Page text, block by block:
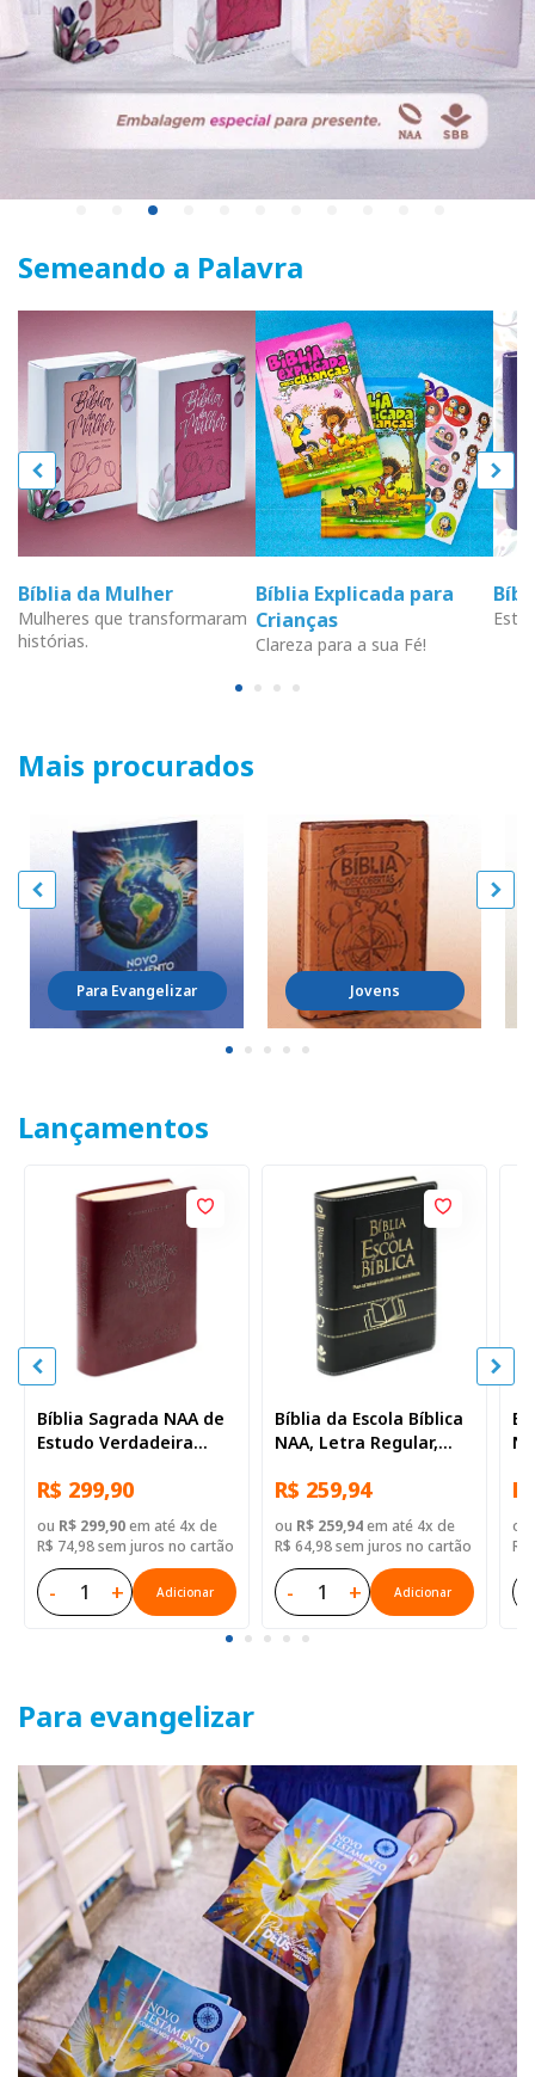
Semeando a Palavra
Bíblia da Mulher
Mulheres que transformaram
histórias.
Bíblia Explicada para
Crianças
Clareza para a sua Fé!
Mais procurados
Para Evangelizar Jovens
Lançamentos
Bíblia Sagrada NAA de
Estudo Verdadeira
Regular, com mapa,
Capa Couro Sintético
Ilustrada Marrom
R$ 299,90
ou R$ 299,90em até 4x de
R$ 74,98 sem juros no cartão
- + Adicionar
Bíblia da Escola Bíblica
NAA, Letra Regular,
Sintético Preta
R$ 259,94
ou R$ 259,94em até 4x de
R$ 64,98 sem juros no cartão
- + Adicionar
ou
R$
Para evangelizar